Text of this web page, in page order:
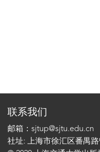
联系我们
邮箱：sjtup@sjtu.edu.cn
社址: 上海市徐汇区番禺路